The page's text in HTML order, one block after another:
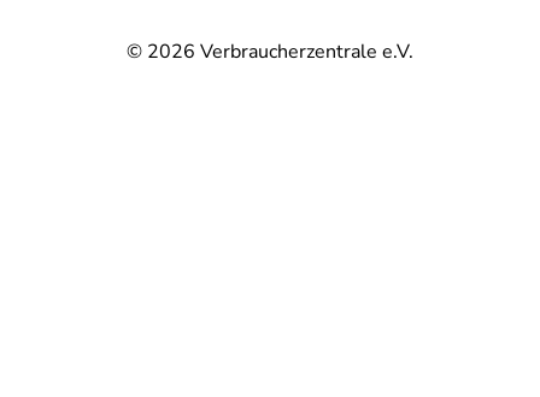
© 2026 Verbraucherzentrale e.V.